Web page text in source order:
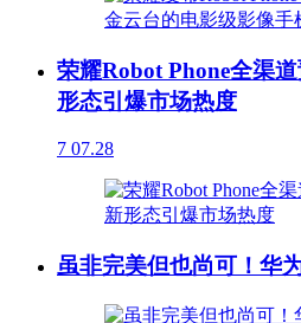
荣耀Robot Phone全渠
形态引爆市场热度
7 07.28
虽非完美但也尚可！华